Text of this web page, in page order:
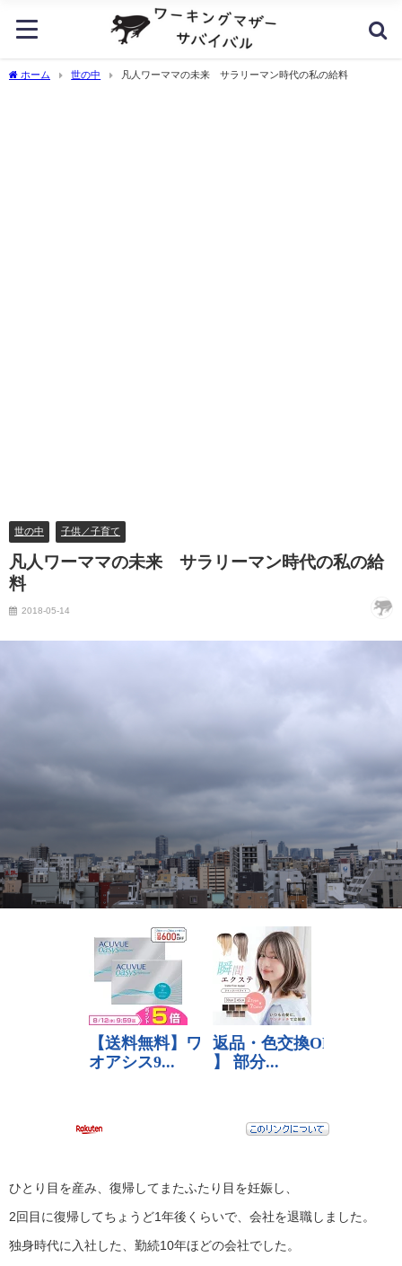
ホーム 世の中 凡人ワーママの未来 サラリーマン時代の私の給料
世の中 子供／子育て
凡人ワーママの未来 サラリーマン時代の私の給
料
2018-05-14
ひとり目を産み、復帰してまたふたり目を妊娠し、
2回目に復帰してちょうど1年後くらいで、会社を退職しました。
独身時代に入社した、勤続10年ほどの会社でした。